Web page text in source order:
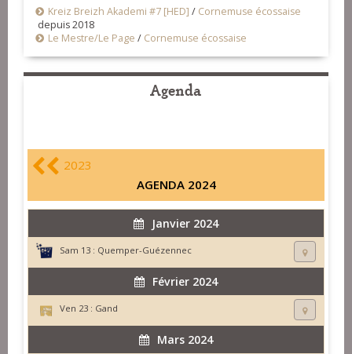
Kreiz Breizh Akademi #7 [HED] / Cornemuse écossaise
depuis 2018
Le Mestre/Le Page / Cornemuse écossaise
Agenda
2023
AGENDA 2024
Janvier 2024
Sam 13 : Quemper-Guézennec
Février 2024
Ven 23 : Gand
Mars 2024